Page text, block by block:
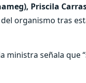
Priscila
organismo tras
ministra señala que “